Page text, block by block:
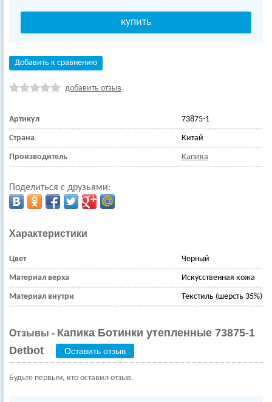
Добавить к сравнению
добавить отзыв
Артикул 73875-1
Страна Китай
Производитель Капика
Поделиться с друзьями:
Характеристики
Цвет Черный
Материал верха Искусственная кожа
Материал внутри Текстиль (шерсть 35%)
Отзывы - Капика Ботинки утепленные 73875-1
Detbot
Оставить отзыв
Будьте первым, кто оставил отзыв.